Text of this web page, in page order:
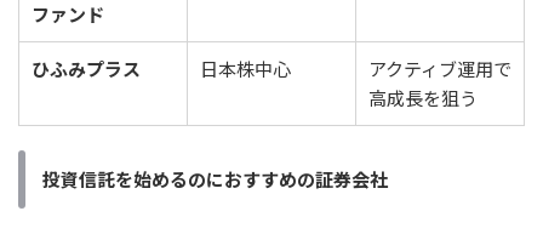
ファンド
ひふみプラス 日本株中心
アクティブ運用で
高成長を狙う
投資信託を始めるのにおすすめの証券会社